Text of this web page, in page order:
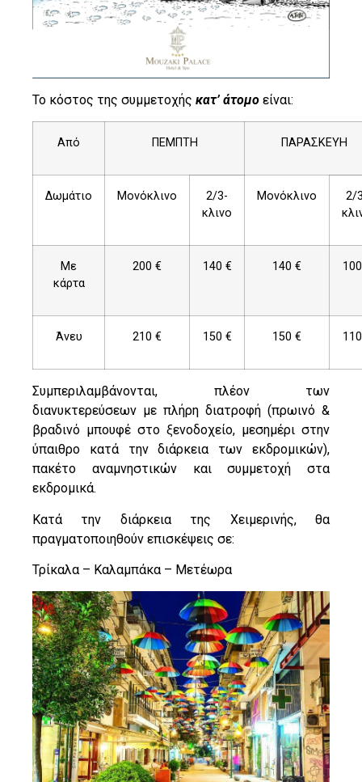
Το κόστος της συμμετοχής κατ’ άτομο είναι:
Από ΠΕΜΠΤΗ ΠΑΡΑΣΚΕΥΗ
Δωμάτιο Μονόκλινο
2/3-
κλινο
Μονόκλινο
2/
Με
κάρτα
200 € 140 € 140 €
Άνευ 210 € 150 € 150 €
Συμπεριλαμβάνονται, πλέον των
διανυκτερεύσεων με πλήρη διατροφή (πρωινό &
βραδινό μπουφέ στο ξενοδοχείο, μεσημέρι στην
ύπαιθρο κατά την διάρκεια των εκδρομικών),
πακέτο αναμνηστικών και συμμετοχή στα
εκδρομικά.
Κατά την διάρκεια της Χειμερινής, θα
πραγματοποιηθούν επισκέψεις σε:
Τρίκαλα – Καλαμπάκα – Μετέωρα